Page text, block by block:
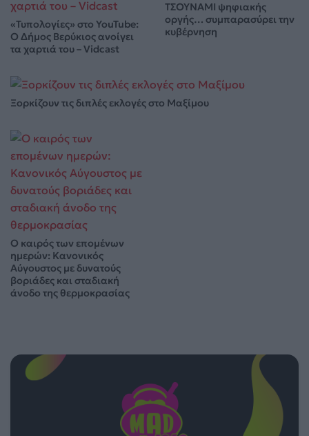
«Τυπολογίες» στο YouTube:
Ο Δήμος Βερύκιος ανοίγει
τα χαρτιά του – Vidcast
ΤΣΟΥΝΑΜΙ ψηφιακής
οργής… συμπαρασύρει την
κυβέρνηση
Ξορκίζουν τις διπλές εκλογές στο Μαξίμου
Ο καιρός των επομένων
ημερών: Κανονικός
Αύγουστος με δυνατούς
βοριάδες και σταδιακή
άνοδο της θερμοκρασίας